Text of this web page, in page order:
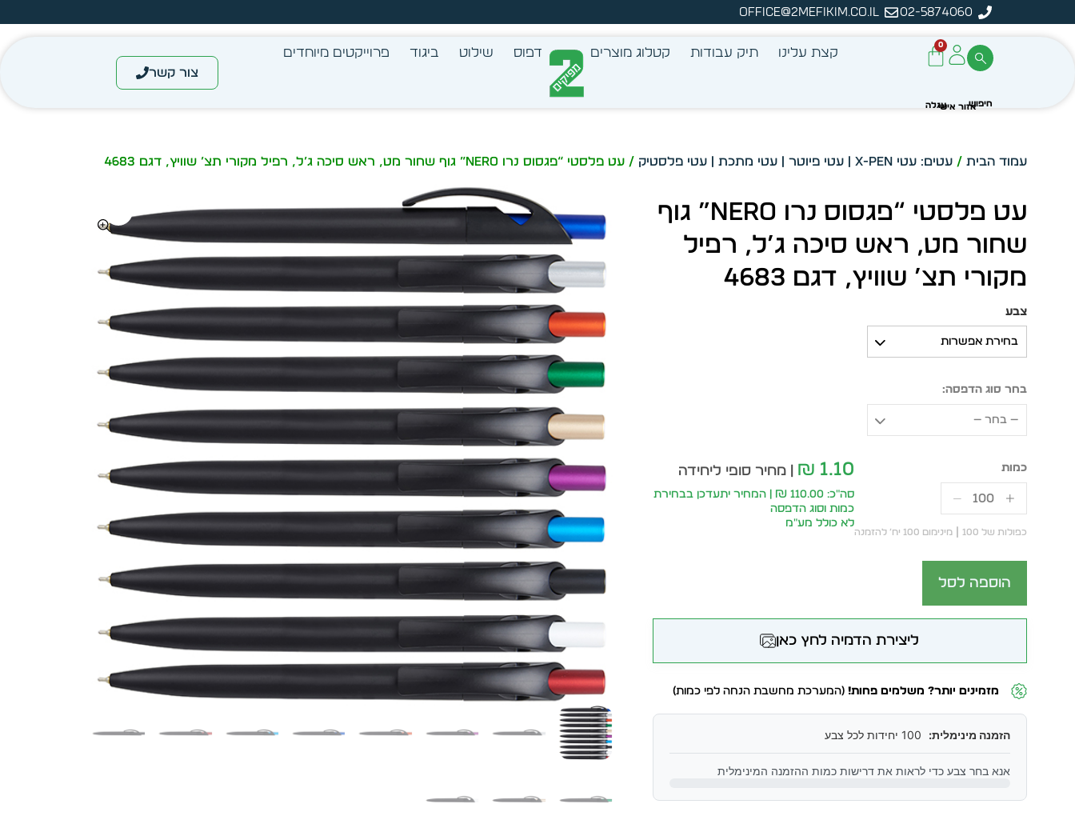
02-5874060
office@2mefikim.co.il
מיידית מתוך מלאי קיים
עצב בעצמך - הכן הדמייה לכל פריט בקלות מחיר מיידי- מותאם לפי כמות
0
קצת עלינו תיק עבודות קטלוג מוצרים דפוס שילוט ביגוד פרוייקטים מיוחדים
צור קשר
עמוד הבית /עטים: עטי X-PEN | עטי פיוטר | עטי מתכת | עטי פלסטיק / עט פלסטי “פגסוס נרו NERO” גוף שחור מט, ראש סיכה ג’ל, רפיל מקורי תצ’ שוויץ, דגם 4683
עט פלסטי “פגסוס נרו NERO” גוף
שחור מט, ראש סיכה ג’ל, רפיל
מקורי תצ’ שוויץ, דגם 4683
צבע
בחירת אפשרות
בחר סוג הדפסה:
— בחר —
כפולות של 100 מינימום 100 יח׳ להזמנה
₪ 1.10 | מחיר סופי ליחידה
סה״כ: 110.00 ₪ | המחיר יתעדכן בבחירת
כמות וסוג הדפסה
לא כולל מע״מ
הוספה לסל
ליצירת הדמיה לחץ כאן
מזמינים יותר? משלמים פחות! (המערכת מחשבת הנחה לפי כמות)
הזמנה מינימלית:
אנא בחר צבע כדי לראות את דרישות כמות ההזמנה המינימלית